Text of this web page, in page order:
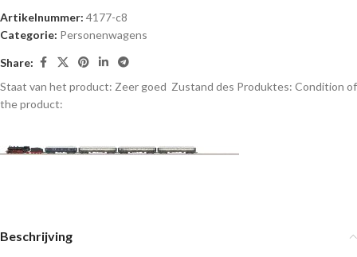
Artikelnummer: 4177-c8
Categorie: Personenwagens
Share:
Staat van het product: Zeer goed Zustand des Produktes: Condition of
the product:
Beschrijving